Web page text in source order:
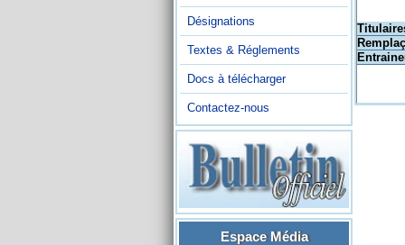
Désignations
Textes & Réglements
Docs à télécharger
Contactez-nous
Espace Média